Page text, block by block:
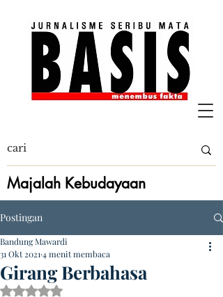
Majalah Kebudayaan
Postingan
Girang Berbahasa
Bandung Mawardi
31 Okt 2021 4 menit membaca
Dinilai NaN dari 5 bintang.